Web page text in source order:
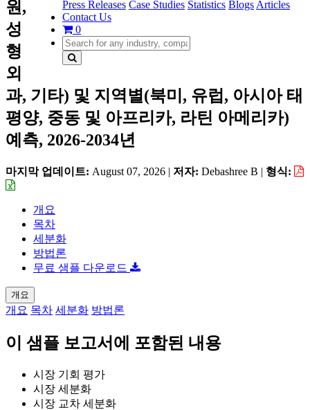
Press Releases Case Studies Statistics Blogs Articles
Contact Us
0
원,
성
형
외
과, 기타) 및 지역별(북미, 유럽, 아시아 태
평양, 중동 및 아프리카, 라틴 아메리카)
예측, 2026-2034년
마지막 업데이트: August 07, 2026 | 저자: Debashree B | 형식:
개요
목차
세분화
방법론
무료 샘플 다운로드
개요
개요 목차 세분화 방법론
이 샘플 보고서에 포함된 내용
시장 기회 평가
시장 세분화
시장 교차 세분화